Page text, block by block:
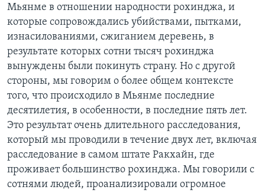
Мьянме в отношении народности рохинджа, и
которые сопровождались убийствами, пытками,
изнасилованиями, сжиганием деревень, в
результате которых сотни тысяч рохинджа
вынуждены были покинуть страну. Но с другой
стороны, мы говорим о более общем контексте
того, что происходило в Мьянме последние
десятилетия, в особенности, в последние пять лет.
Это результат очень длительного расследования,
который мы проводили в течение двух лет, включая
расследование в самом штате Ракхайн, где
проживает большинство рохинджа. Мы говорили с
сотнями людей, проанализировали огромное